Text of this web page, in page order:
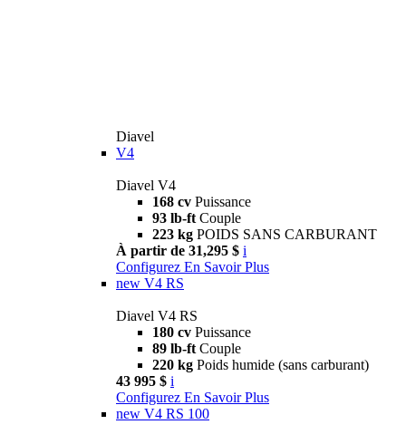
Diavel
V4
Diavel V4
168 cv Puissance
93 lb-ft Couple
223 kg POIDS SANS CARBURANT
À partir de 31,295 $ i
Configurez En Savoir Plus
new V4 RS
Diavel V4 RS
180 cv Puissance
89 lb-ft Couple
220 kg Poids humide (sans carburant)
43 995 $ i
Configurez En Savoir Plus
new V4 RS 100